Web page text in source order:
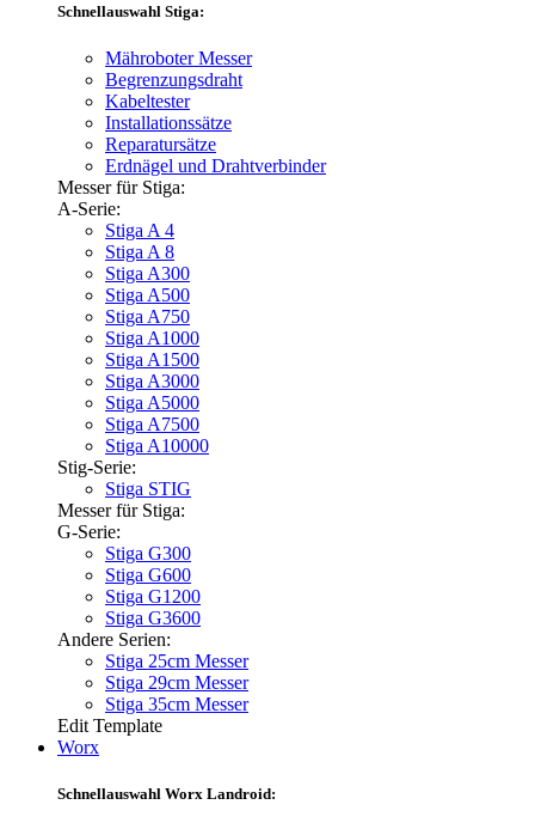
Schnellauswahl Stiga:
Mähroboter Messer
Begrenzungsdraht
Kabeltester
Installationssätze
Reparatursätze
Erdnägel und Drahtverbinder
Messer für Stiga:
A-Serie:
Stiga A 4
Stiga A 8
Stiga A300
Stiga A500
Stiga A750
Stiga A1000
Stiga A1500
Stiga A3000
Stiga A5000
Stiga A7500
Stiga A10000
Stig-Serie:
Stiga STIG
Messer für Stiga:
G-Serie:
Stiga G300
Stiga G600
Stiga G1200
Stiga G3600
Andere Serien:
Stiga 25cm Messer
Stiga 29cm Messer
Stiga 35cm Messer
Edit Template
Worx
Schnellauswahl Worx Landroid: